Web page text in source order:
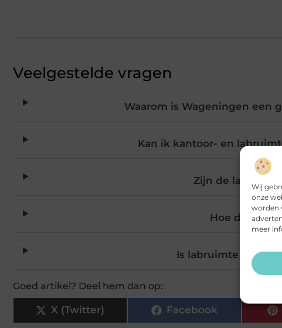
Wij
onze
worden
meer
Veelgestelde vragen
Waarom is Wageningen een
Kan ik kantoor- en
Zijn de
Hoe
Is labruimte in
Goed artikel? Deel hem dan op:
X (Twitter) Facebook